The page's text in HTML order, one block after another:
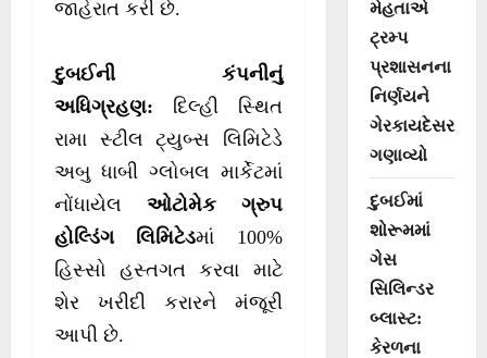
જાહેરાત કરી છે.
દુબઈની કંપનીનું
અધિગ્રહણ: દિલ્હી સ્થિત
રામા સ્ટીલ ટ્યુબ્સ લિમિટેડે
અબુ ધાબી ગ્લોબલ માર્કેટમાં
નોંધાયેલ ઓટોમેક ગ્રુપ
હોલ્ડિંગ લિમિટેડમાં 100%
હિસ્સો હસ્તગત કરવા માટે
શેર ખરીદી કરારને મંજૂરી
આપી છે.
મેહતાએ
ટ્રમ્પ
પ્રશાસનના
નિર્ણયને
ગેરકાયદેસર
ગણાવ્યો
દુબઈમાં
શોરૂમમાં
ગેસ
સિલિન્ડર
બ્લાસ્ટ:
કેરળના